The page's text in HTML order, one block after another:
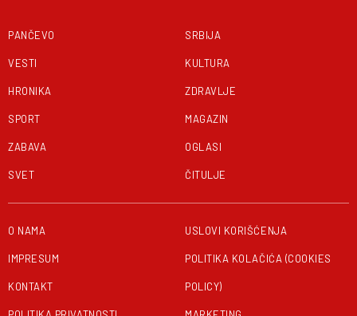
PANČEVO
VESTI
HRONIKA
SPORT
ZABAVA
SVET
SRBIJA
KULTURA
ZDRAVLJE
MAGAZIN
OGLASI
ČITULJE
O NAMA
IMPRESUM
KONTAKT
USLOVI KORIŠĆENJA
POLITIKA KOLAČIĆA (COOKIES
POLICY)